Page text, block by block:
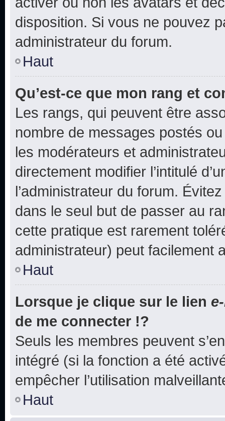
disposition. Si vous ne pouvez
administrateur du forum.
Haut
Qu’est-ce que mon rang et
Les rangs, qui peuvent être
nombre de messages postés
les modérateurs et
directement modifier l’intitulé
l’administrateur du forum.
dans le seul but de passer au
cette pratique est rarement
administrateur) peut facilement
Haut
Lorsque je clique sur le lien
de me connecter !?
Seuls les membres peuvent
intégré (si la fonction a été
empêcher l’utilisation
Haut